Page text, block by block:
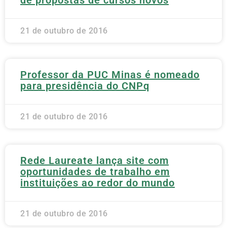
21 de outubro de 2016
Professor da PUC Minas é nomeado
para presidência do CNPq
21 de outubro de 2016
Rede Laureate lança site com
oportunidades de trabalho em
instituições ao redor do mundo
21 de outubro de 2016